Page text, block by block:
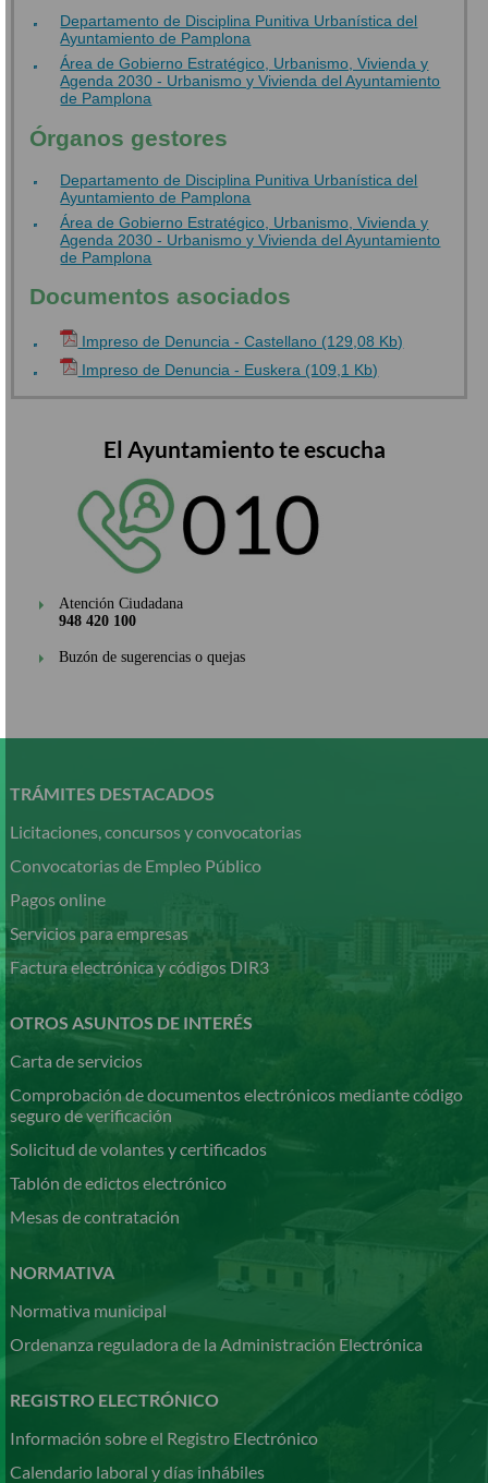
Departamento de Disciplina Punitiva Urbanística del
Ayuntamiento de Pamplona
Área de Gobierno Estratégico, Urbanismo, Vivienda y
Agenda 2030 - Urbanismo y Vivienda del Ayuntamiento
de Pamplona
Órganos gestores
Departamento de Disciplina Punitiva Urbanística del
Ayuntamiento de Pamplona
Área de Gobierno Estratégico, Urbanismo, Vivienda y
Agenda 2030 - Urbanismo y Vivienda del Ayuntamiento
de Pamplona
Documentos asociados
Impreso de Denuncia - Castellano (129,08 Kb)
Impreso de Denuncia - Euskera (109,1 Kb)
El Ayuntamiento te escucha
Atención Ciudadana
948 420 100
Buzón de sugerencias o quejas
contenido
TRÁMITES DESTACADOS
Licitaciones, concursos y convocatorias
Convocatorias de Empleo Público
Pagos online
Servicios para empresas
Factura electrónica y códigos DIR3
OTROS ASUNTOS DE INTERÉS
Carta de servicios
Comprobación de documentos electrónicos mediante código
seguro de verificación
Solicitud de volantes y certificados
Tablón de edictos electrónico
Mesas de contratación
NORMATIVA
Normativa municipal
Ordenanza reguladora de la Administración Electrónica
REGISTRO ELECTRÓNICO
Información sobre el Registro Electrónico
Calendario laboral y días inhábiles